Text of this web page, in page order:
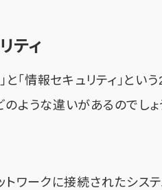
ティ
と「情報セキュリティ」と
ような違いがあるのでしょ
トワークに接続されたシス